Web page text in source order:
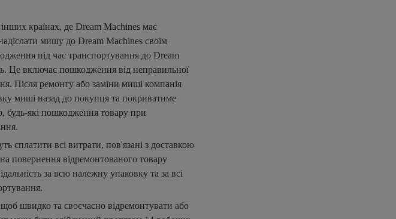
країнах, де Dream Machines має
мишу до Dream Machines своїм
під час транспортування до Dream
Це включає пошкодження від неправильної
Після ремонту або заміни миші компанія
миші назад до покупця та покриватиме
будь-які пошкодження товару при
сплатити всі витрати, пов'язані з доставкою
повернення відремонтованого товару
за всю належну упаковку та за всі
швидко та своєчасно відремонтувати або